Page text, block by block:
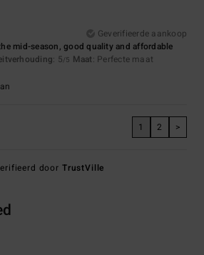
Geverifieerde aankoop
mid-season, good quality and affordable
: 5/5 Maat: Perfecte maat
1 2 >
door TrustVille